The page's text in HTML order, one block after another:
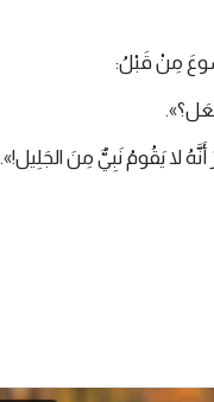
مِنْ قَبْلُ:
لا يَقُومُ نَبِيٌّ مِنَ الجَلِيل!».